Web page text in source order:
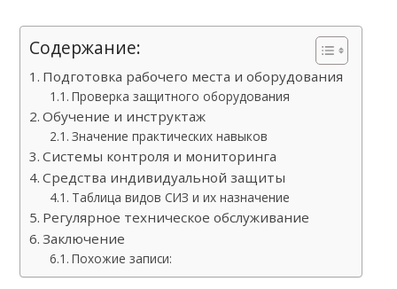
Содержание:
Подготовка рабочего места и оборудования
Проверка защитного оборудования
Обучение и инструктаж
Значение практических навыков
Системы контроля и мониторинга
Средства индивидуальной защиты
Таблица видов СИЗ и их назначение
Регулярное техническое обслуживание
Заключение
Похожие записи: